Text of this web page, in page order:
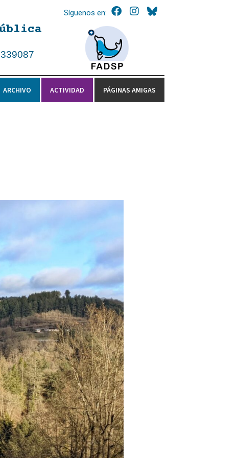
Síguenos en:
ARCHIVO ACTIVIDAD PÁGINAS AMIGAS